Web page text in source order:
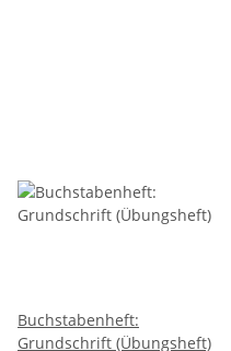
Buchstabenheft:
Grundschrift (Übungsheft)